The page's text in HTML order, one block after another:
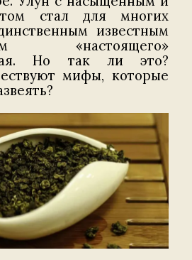
стал для многих
известным
«настоящего»
Но так ли это?
мифы, которые